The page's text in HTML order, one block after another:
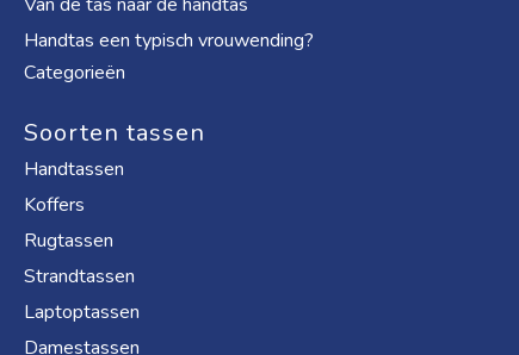
Handtas een typisch vrouwending?
Categorieën
Soorten tassen
Handtassen
Koffers
Rugtassen
Strandtassen
Laptoptassen
Damestassen